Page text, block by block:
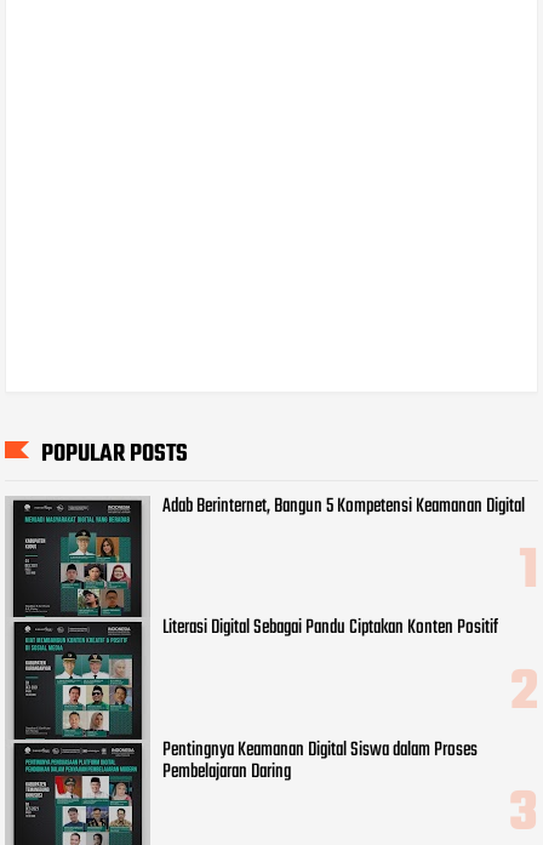
POPULAR POSTS
Adab Berinternet, Bangun 5 Kompetensi Keamanan Digital
Literasi Digital Sebagai Pandu Ciptakan Konten Positif
Pentingnya Keamanan Digital Siswa dalam Proses
Pembelajaran Daring